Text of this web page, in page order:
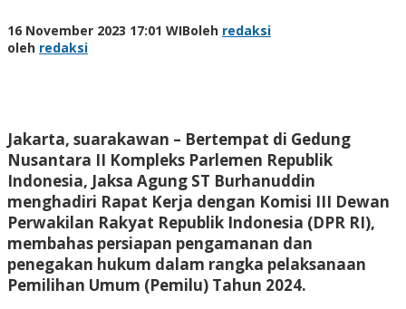
16 November 2023 17:01 WIBoleh redaksi
oleh redaksi
Jakarta, suarakawan – Bertempat di Gedung
Nusantara II Kompleks Parlemen Republik
Indonesia, Jaksa Agung ST Burhanuddin
menghadiri Rapat Kerja dengan Komisi III Dewan
Perwakilan Rakyat Republik Indonesia (DPR RI),
membahas persiapan pengamanan dan
penegakan hukum dalam rangka pelaksanaan
Pemilihan Umum (Pemilu) Tahun 2024.